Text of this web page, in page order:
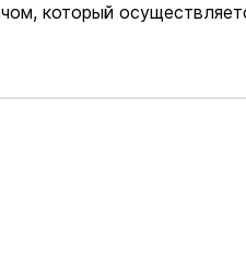
который